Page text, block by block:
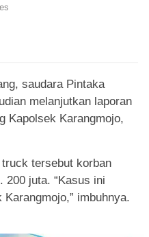
saudara Pintaka
melanjutkan laporan
Kapolsek Karangmojo,
tersebut korban
200 juta. “Kasus ini
imbuhnya.